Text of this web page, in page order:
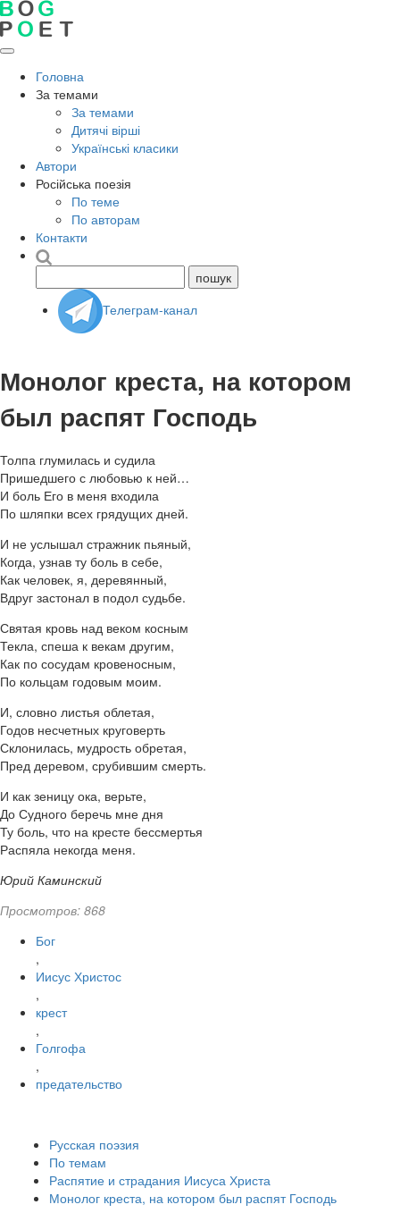
Головна
За темами
За темами
Дитячі вірші
Українські класики
Автори
Російська поезія
По теме
По авторам
Контакти
Телеграм-канал
Монолог креста, на котором
был распят Господь
Толпа глумилась и судила
Пришедшего с любовью к ней…
И боль Его в меня входила
По шляпки всех грядущих дней.
И не услышал стражник пьяный,
Когда, узнав ту боль в себе,
Как человек, я, деревянный,
Вдруг застонал в подол судьбе.
Святая кровь над веком косным
Текла, спеша к векам другим,
Как по сосудам кровеносным,
По кольцам годовым моим.
И, словно листья облетая,
Годов несчетных круговерть
Склонилась, мудрость обретая,
Пред деревом, срубившим смерть.
И как зеницу ока, верьте,
До Судного беречь мне дня
Ту боль, что на кресте бессмертья
Распяла некогда меня.
Юрий Каминский
Просмотров: 868
Бог
,
Иисус Христос
,
крест
,
Голгофа
,
предательство
Русская поэзия
По темам
Распятие и страдания Иисуса Христа
Монолог креста, на котором был распят Господь